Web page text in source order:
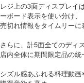
レジ上の3面ディスプレイ
ーボード表示を使い分け、
売切れ情報をタイムリーに
さらに、計5面全てのディ
店内全体に期間限定品の統
シズル感あふれる料理動